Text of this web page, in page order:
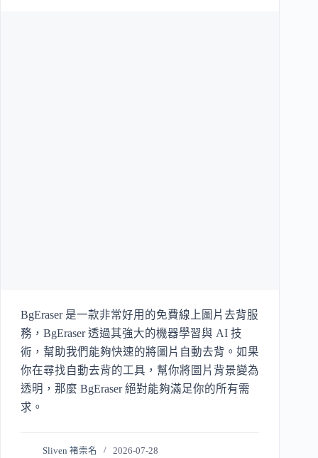
BgEraser 是一款非常好用的免費線上圖片去背服
務，BgEraser 透過其強大的機器學習與 AI 技
術，幫助我們能夠快速的將圖片自動去背。如果
你在尋找自動去背的工具，幫你將圖片背景變為
透明，那麼 BgEraser 絕對能夠滿足你的所有需
求。
Sliven 褚崇名 2026-07-28